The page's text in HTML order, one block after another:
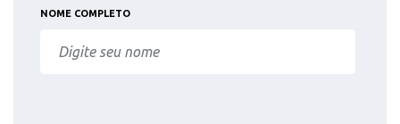
NOME COMPLETO